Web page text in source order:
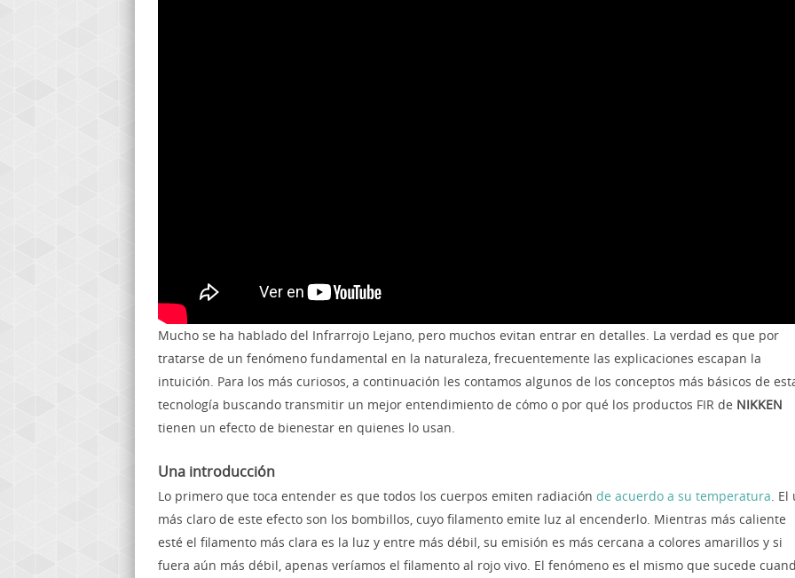
Mucho se ha hablado del Infrarrojo Lejano, pero muchos evitan entrar en detalles. La verdad es que por
tratarse de un fenómeno fundamental en la naturaleza, frecuentemente las explicaciones escapan la
intuición. Para los más curiosos, a continuación les contamos algunos de los conceptos más básicos de
tecnología buscando transmitir un mejor entendimiento de cómo o por qué los productos FIR de NIKKEN
tienen un efecto de bienestar en quienes lo usan.
Una introducción
Lo primero que toca entender es que todos los cuerpos emiten radiación de acuerdo a su temperatura. El
más claro de este efecto son los bombillos, cuyo filamento emite luz al encenderlo. Mientras más caliente
esté el filamento más clara es la luz y entre más débil, su emisión es más cercana a colores amarillos y si
fuera aún más débil, apenas veríamos el filamento al rojo vivo. El fenómeno es el mismo que sucede